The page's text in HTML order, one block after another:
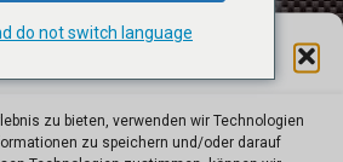
Zustimmung
zu bieten, verwenden wir Technologien
zu speichern und/oder darauf
2023. Alle
do not switch language